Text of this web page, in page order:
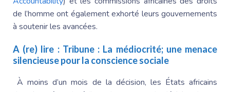
de l’homme ont également exhorté leurs gouvernements
à soutenir les avancées.
A (re) lire : Tribune : La médiocrité; une menace
silencieuse pour la conscience sociale
À moins d’un mois de la décision, les États africains